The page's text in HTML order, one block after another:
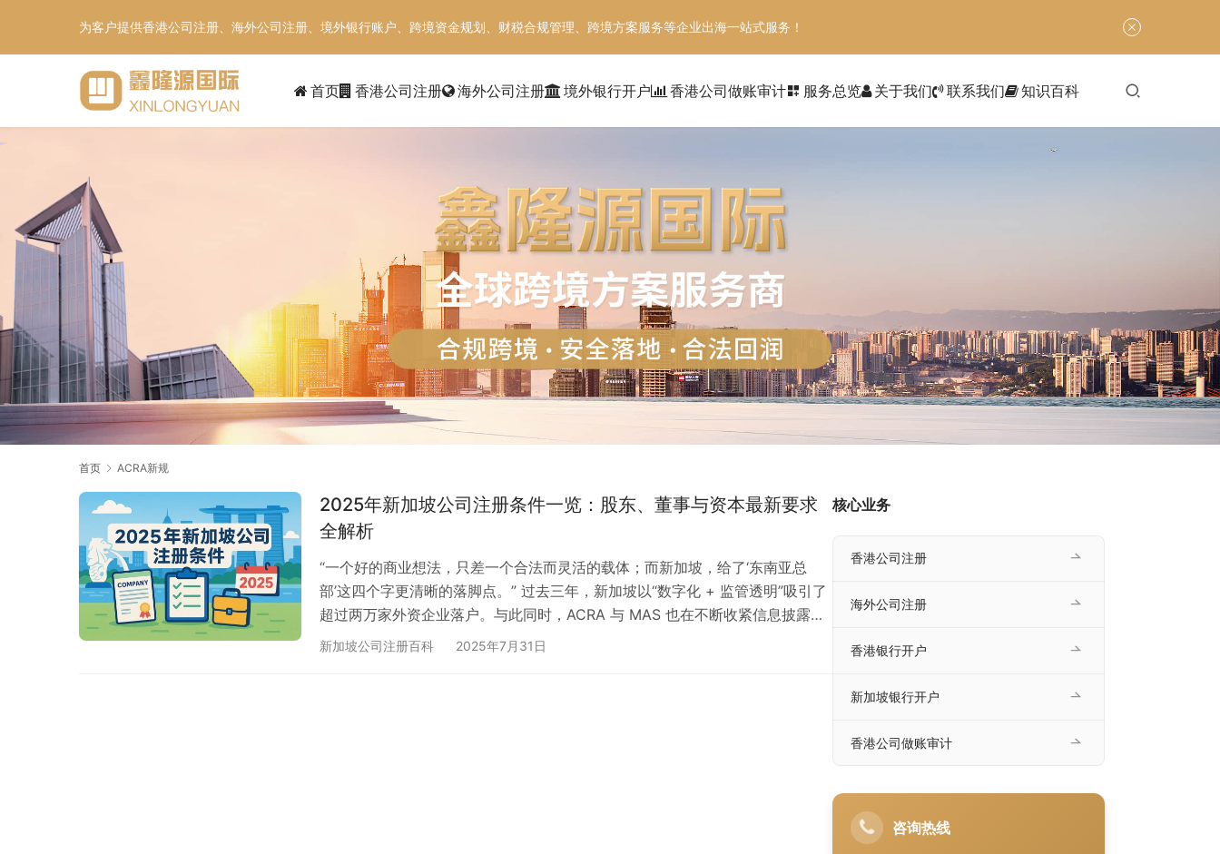
为客户提供香港公司注册、海外公司注册、境外银行账户、跨境资金规划、财税合规管理、跨境方案服务等企业出海一站式服务！
首页 香港公司注册 海外公司注册 境外银行开户 香港公司做账审计dashboard_customize 服务总览 关于我们 联系我们 知识百科
首页 ACRA新规
2025年新加坡公司注册条件一览：股东、董事与资本最新要求
全解析
“一个好的商业想法，只差一个合法而灵活的载体；而新加坡，给了‘东南亚总
部’这四个字更清晰的落脚点。” 过去三年，新加坡以“数字化 + 监管透明”吸引了
超过两万家外资企业落户。与此同时，ACRA 与 MAS 也在不断收紧信息披露与
合规门槛： 因此，2024 年前流行的“万能攻略”已经过时。下面我们用四大关键
新加坡公司注册百科 2025年7月31日
核心业务
香港公司注册
海外公司注册
香港银行开户
新加坡银行开户
香港公司做账审计
咨询热线